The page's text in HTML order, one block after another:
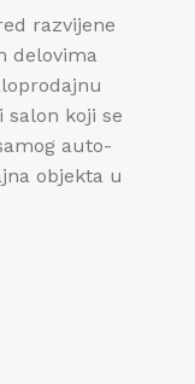
razvijene
delovima
koji se
auto-
objekta u